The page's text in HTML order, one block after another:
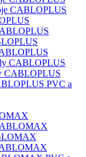
CABLOPLUS
CABLOPLUS
CABLOPLUS
PVC a